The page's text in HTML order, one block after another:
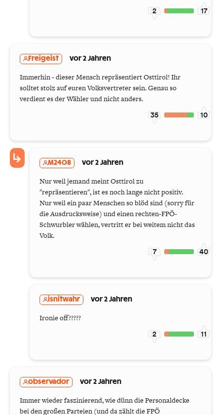
2 17
Freigeist vor 2 Jahren
Immerhin - dieser Mensch repräsentiert Osttirol! Ihr
solltet stolz auf euren Volksvertreter sein. Genau so
verdient es der Wähler und nicht anders.
35 10
M2408 vor 2 Jahren
Nur weil jemand meint Osttirol zu
"repräsentieren", ist es noch lange nicht positiv.
Nur weil ein paar Menschen so blöd sind (sorry für
die Ausdrucksweise) und einen rechten-FPÖ-
Schwurbler wählen, vertritt er bei weitem nicht das
Volk.
7 40
isnitwahr vor 2 Jahren
Ironie off?????
2 11
observador vor 2 Jahren
Immer wieder faszinierend, wie dünn die Personaldecke
bei den großen Parteien (und da zählt die FPÖ